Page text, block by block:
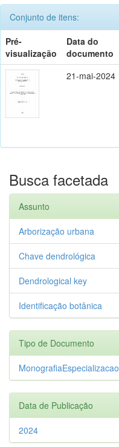
Conjunto de itens:
Pré-
visualização
Data do
documento
21-mai-2024
Busca facetada
Assunto
Arborização urbana
Chave dendrológica
Dendrological key
Identificação botânica
Tipo de Documento
MonografiaEspecializacao
Data de Publicação
2024